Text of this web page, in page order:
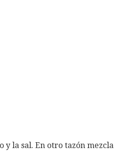
la sal. En otro tazón mezcla